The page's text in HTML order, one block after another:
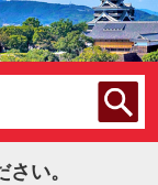
い。